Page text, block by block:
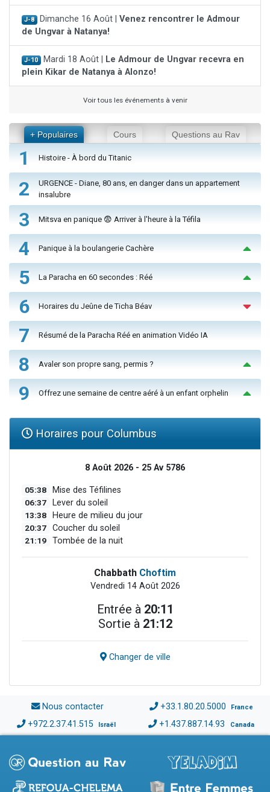
J-8 Dimanche 16 Août | Venez rencontrer le Admour
de Ungvar à Natanya!
J-10 Mardi 18 Août |
Le Admour de Ungvar recevra en
plein Kikar de Natanya à Alonzo!
Voir tous les événements à venir
+ Populaires Cours Questions au Rav
1 Histoire - À bord du Titanic
2
URGENCE - Diane, 80 ans, en danger dans un appartement
insalubre
3 Mitsva en panique 😨 Arriver à l'heure à la Téfila
4 Panique à la boulangerie Cachère
5 La Paracha en 60 secondes : Réé
6 Horaires du Jeûne de Ticha Béav
7 Résumé de la Paracha Réé en animation Vidéo IA
8 Avaler son propre sang, permis ?
9 Offrez une semaine de centre aéré à un enfant orphelin
Horaires pour Columbus
8 Août 2026 - 25 Av 5786
05:38 Mise des Téfilines
06:37 Lever du soleil
13:38 Heure de milieu du jour
20:37 Coucher du soleil
21:19 Tombée de la nuit
Chabbath Choftim
Vendredi 14 Août 2026
Entrée à 20:11
Sortie à 21:12
Changer de ville
Nous contacter +33.1.80.20.5000 France
+972.2.37.41.515 Israël +1.437.887.14.93 Canada